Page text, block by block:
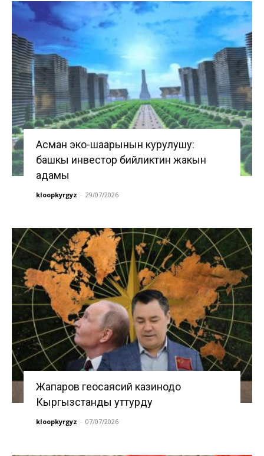
Асман эко-шаарынын курулушу:
башкы инвестор бийликтин жакын
адамы
kloopkyrgyz - 29/07/2026
Жапаров геосаясий казинодо
Кыргызстанды уттурду
kloopkyrgyz - 07/07/2026